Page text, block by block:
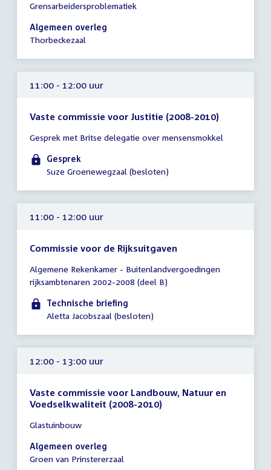
vergadering
10:30
-
uur
Grensarbeidersproblematiek
Algemeen overleg
Thorbeckezaal
11:00 - 12:00 uur
Vaste commissie voor Justitie (2008-2010)
vergadering
11:00
-
uur
Gesprek met Britse delegatie over mensensmokkel
Gesprek
Suze Groenewegzaal (besloten)
11:00 - 12:00 uur
Commissie voor de Rijksuitgaven
vergadering
11:00
12:00
Algemene Rekenkamer - Buitenlandvergoedingen
rijksambtenaren 2002-2008 (deel B)
Technische briefing
Aletta Jacobszaal (besloten)
12:00 - 13:00 uur
Vaste commissie voor Landbouw, Natuur en
Voedselkwaliteit (2008-2010)
vergadering
12:00
-
Glastuinbouw
Algemeen overleg
Groen van Prinstererzaal